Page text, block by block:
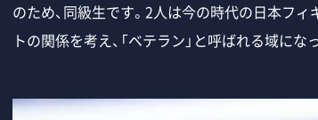
のため、同級生です。2人は今の時代の日本フ
トの関係を考え、「ベテラン」と呼ばれる域に